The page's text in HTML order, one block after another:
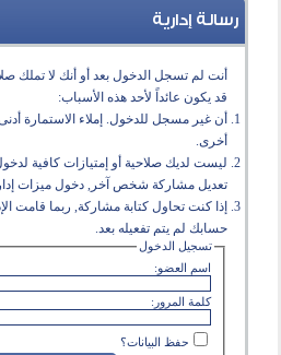
رسالة إدارية
أنت لم تسجل الدخول بعد أو أنك لا تملك
قد يكون عائداً لأحد هذه الأسباب:
أن غير مسجل للدخول. إملاء الاستمارة
أخرى.
ليست لديك صلاحية أو إمتيازات كافية
تعديل مشاركة شخص آخر, دخول ميزات
إذا كنت تحاول كتابة مشاركة, ربما قامت
حسابك لم يتم تفعيله بعد.
تسجيل الدخول
اسم العضو:
كلمة المرور:
حفظ البيانات؟